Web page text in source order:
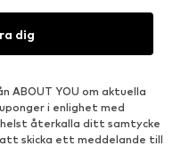
dig
ABOUT YOU om aktuella
i enlighet med
helst återkalla ditt samtycke
skicka ett meddelande till